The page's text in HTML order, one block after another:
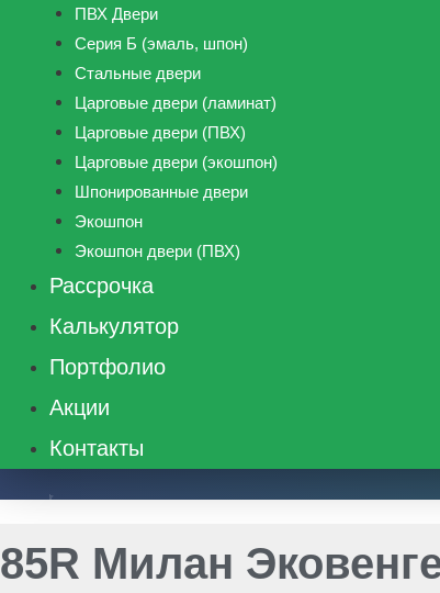
ПВХ Двери
Серия Б (эмаль, шпон)
Стальные двери
Царговые двери (ламинат)
Царговые двери (ПВХ)
Царговые двери (экошпон)
Шпонированные двери
Экошпон
Экошпон двери (ПВХ)
Рассрочка
Калькулятор
Портфолио
Акции
Контакты
85R Милан